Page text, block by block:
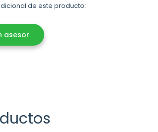
de este producto:
asesor